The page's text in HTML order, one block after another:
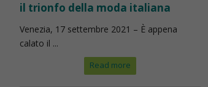
il trionfo della moda italiana
Venezia, 17 settembre 2021 – È appena
calato il ...
Read more